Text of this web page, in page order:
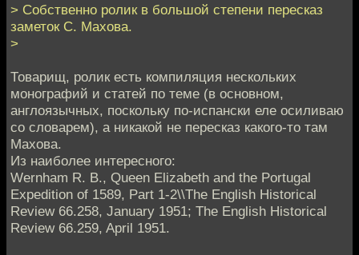
> Собственно ролик в большой степени пересказ
заметок С. Махова.
>
Товарищ, ролик есть компиляция нескольких
монографий и статей по теме (в основном,
англоязычных, поскольку по-испански еле осиливаю
со словарем), а никакой не пересказ какого-то там
Махова.
Из наиболее интересного:
Wernham R. B., Queen Elizabeth and the Portugal
Expedition of 1589, Part 1-2\\The English Historical
Review 66.258, January 1951; The English Historical
Review 66.259, April 1951.